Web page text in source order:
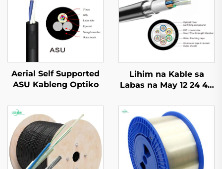
Aerial Self Supported
ASU Kableng Optiko
Lihim na Kable sa
Labas na May 12 24 48
GYTA Fiber Optic
Cable